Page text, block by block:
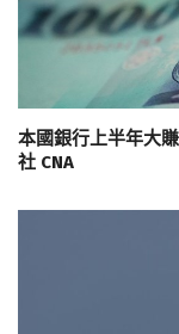
本國銀行上半年大
社 CNA